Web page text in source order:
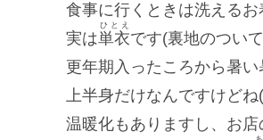
食事に行くときは洗えるお
実は単衣
ひとえ
です(裏地のつい
更年期入ったころから暑
上半身だけなんですけど
温暖化もありますし、お店